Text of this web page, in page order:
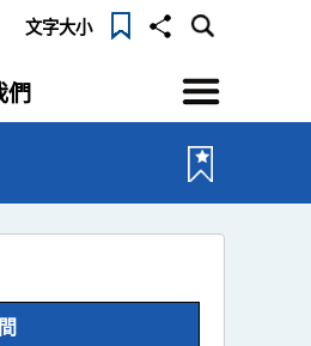
文字大小
們
選
單